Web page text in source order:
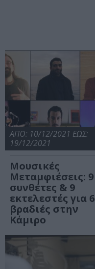
ΑΠΟ: 10/12/2021 ΕΩΣ:
19/12/2021
Μουσικές
Μεταμφιέσεις: 9
συνθέτες & 9
εκτελεστές για 6
βραδιές στην
Κάμιρο